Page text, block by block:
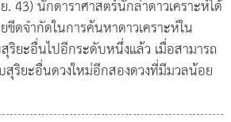
. 43) นักดาราศาสตร์นักล่าดาวเคราะห์ได้
ขีดจำกัดในการค้นหาดาวเคราะห์ใน
ริยะอื่นไปอีกระดับหนึ่งแล้ว เมื่อสามารถ
ริยะอื่นดวงใหม่อีกสองดวงที่มีมวลน้อย